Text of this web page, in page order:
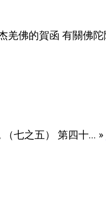
佛的賀函 有關佛陀
七之五） 第四十... »